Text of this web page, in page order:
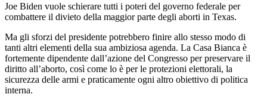
Joe Biden vuole schierare tutti i poteri del governo federale per
combattere il divieto della maggior parte degli aborti in Texas.
Ma gli sforzi del presidente potrebbero finire allo stesso modo di
tanti altri elementi della sua ambiziosa agenda. La Casa Bianca è
fortemente dipendente dall’azione del Congresso per preservare il
diritto all’aborto, così come lo è per le protezioni elettorali, la
sicurezza delle armi e praticamente ogni altro obiettivo di politica
interna.